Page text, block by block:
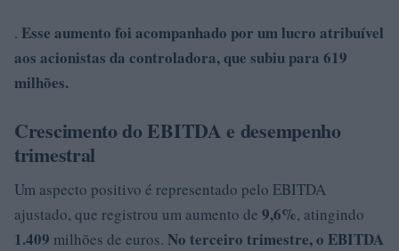
. Esse aumento foi acompanhado por um lucro atribuível
aos acionistas da controladora, que subiu para 619
milhões.
Crescimento do EBITDA e desempenho
trimestral
Um aspecto positivo é representado pelo EBITDA
ajustado, que registrou um aumento de 9,6%, atingindo
1.409 milhões de euros. No terceiro trimestre, o EBITDA